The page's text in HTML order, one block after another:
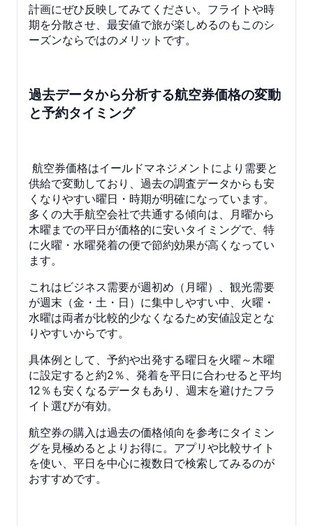
計画にぜひ反映してみてください。フライトや時
期を分散させ、最安値で旅が楽しめるのもこのシ
ーズンならではのメリットです。
過去データから分析する航空券価格の変動
と予約タイミング
航空券価格はイールドマネジメントにより需要と
供給で変動しており、過去の調査データからも安
くなりやすい曜日・時期が明確になっています。
多くの大手航空会社で共通する傾向は、月曜から
木曜までの平日が価格的に安いタイミングで、特
に火曜・水曜発着の便で節約効果が高くなってい
ます。
これはビジネス需要が週初め（月曜）、観光需要
が週末（金・土・日）に集中しやすい中、火曜・
水曜は両者が比較的少なくなるため安値設定とな
りやすいからです。
具体例として、予約や出発する曜日を火曜～木曜
に設定すると約2％、発着を平日に合わせると平均
12％も安くなるデータもあり、週末を避けたフラ
イト選びが有効。
航空券の購入は過去の価格傾向を参考にタイミン
グを見極めるとよりお得に。アプリや比較サイト
を使い、平日を中心に複数日で検索してみるのが
おすすめです。